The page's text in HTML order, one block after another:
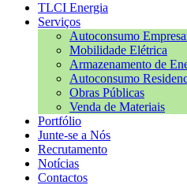
TLCI Energia
Serviços
Autoconsumo
Mobilidade Elétrica
Armazenamento de
Autoconsumo
Obras Públicas
Venda de Materiais
Portfólio
Junte-se a Nós
Recrutamento
Notícias
Contactos